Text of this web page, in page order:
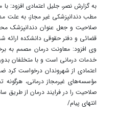
به گزارش نصر، جلیل اعتمادی افزود:
مطب دندانپزشکی غیر مجاز، به علت
صلاحیت و جعل عنوان دندانپزشک
قضائی و دفتر حقوقی دانشکده ارائه
وی افزود: معاونت درمان مصمم به
خدمات درمانی است و با متخلفان
اعتمادی از شهروندان درخواست کرد
مؤسسه‌های غیرمجاز درمانی، هرگونه
صلاحیت را در فرایند درمان از طریق سامانه ۱۹۰
انتهای پیام/